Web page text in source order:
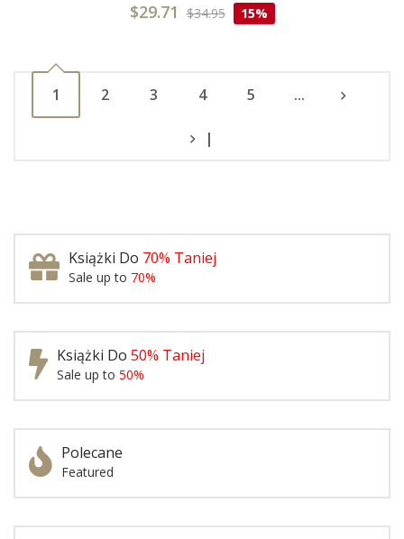
$29.71 $34.95 15%
1 2 3 4 5 ...
|
Książki Do 70% Taniej
Sale up to 70%
Książki Do 50% Taniej
Sale up to 50%
Polecane
Featured